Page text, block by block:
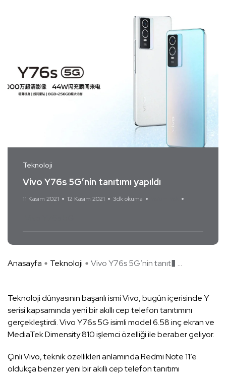
Teknoloji
Vivo Y76s 5G’nin tanıtımı yapıldı
11 Kasım 2021 12 Kasım 2021 3dk okuma
Anasayfa Teknoloji Vivo Y76s 5G’nin tanıt� ...
Teknoloji dünyasının başarılı ismi Vivo, bugün içerisinde Y
serisi kapsamında yeni bir akıllı cep telefon tanıtımını
gerçekleştirdi. Vivo Y76s 5G isimli model 6.58 inç ekran ve
MediaTek Dimensity 810 işlemci özelliği ile beraber geliyor.
Çinli Vivo, teknik özellikleri anlamında Redmi Note 11’e
oldukça benzer yeni bir akıllı cep telefon tanıtımı